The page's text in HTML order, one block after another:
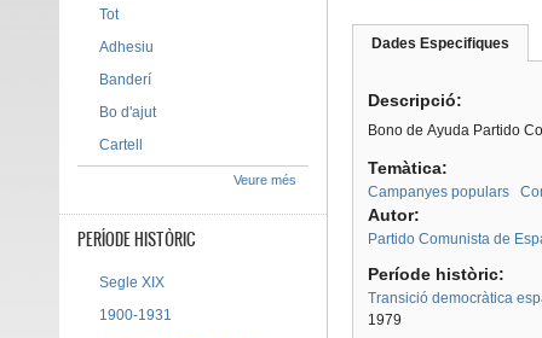
Dades Especifiques
Descripció:
Bono de Ayuda Partido
Temàtica:
Campanyes populars
Autor:
Partido Comunista de
Període històric:
Transició democràtica
1979
Tot
Adhesiu
Banderí
Bo d'ajut
Cartell
Veure més
PERÍODE HISTÒRIC
Segle XIX
1900-1931